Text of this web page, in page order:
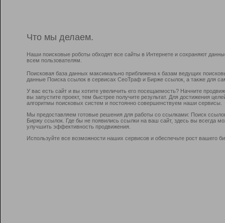
Что мы делаем.
Наши поисковые роботы обходят все сайты в Интернете и сохраняют
всем пользователям.
Поисковая база данных максимально приближена к базам ведущих
данные Поиска ссылок в сервисах СеоТраф и Бирже ссылок, а также для
У вас есть сайт и вы хотите увеличить его посещаемость? Начните
вы запустите проект, тем быстрее получите результат. Для достижения
алгоритмы поисковых систем и постоянно совершенствуем наши сервисы.
Мы предоставляем готовые решения для работы со ссылками: Поиск
Биржу ссылок. Где бы не появились ссылки на ваш сайт, здесь вы всегда
улучшить эффективность продвижения.
Используйте все возможности наших сервисов и обеспечьте рост вашего